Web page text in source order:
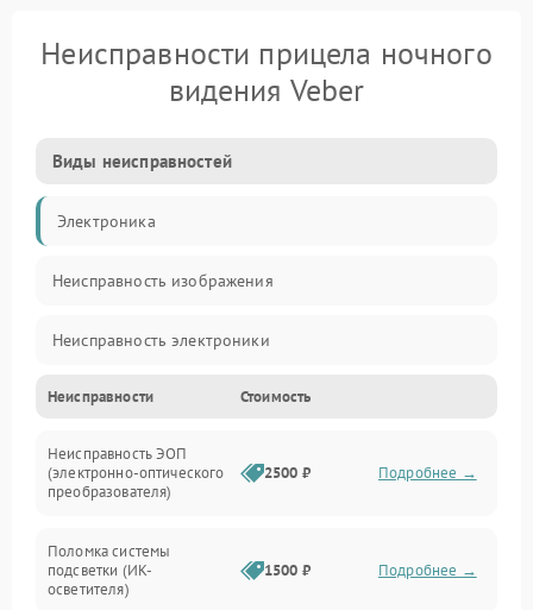
Неисправности прицела ночного
видения Veber
Виды неисправностей
Электроника
Неисправность изображения
Неисправность электроники
Механические повреждения
Неисправность управления
Оптика
Неисправности Стоимость
Неисправность ЭОП
(электронно-оптического
преобразователя)
2500 ₽ Подробнее →
Поломка системы
подсветки (ИК-
осветителя)
1500 ₽ Подробнее →